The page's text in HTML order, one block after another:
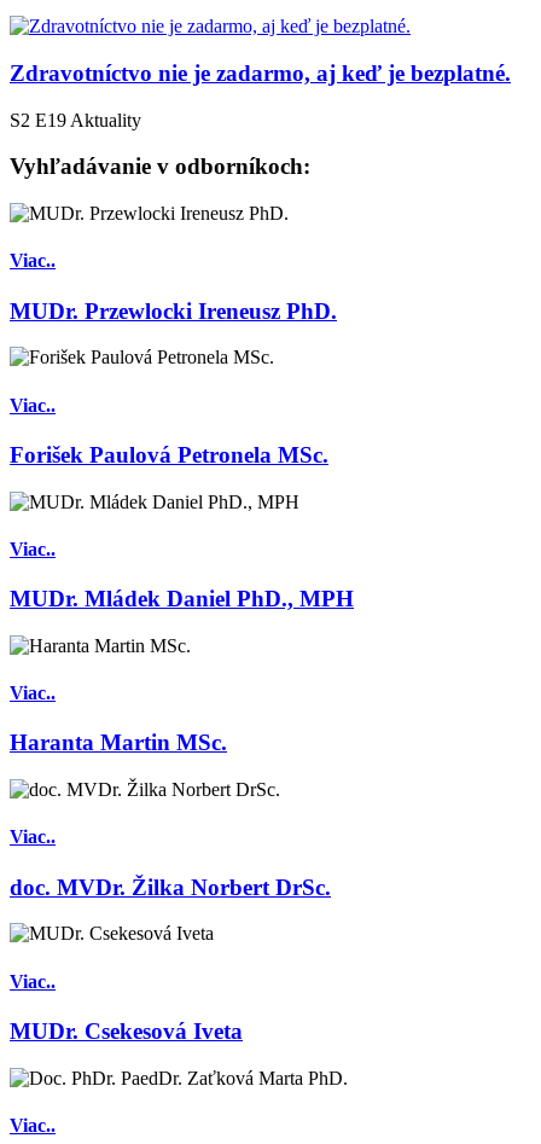
Zdravotníctvo nie je zadarmo, aj keď je bezplatné.
S2 E19 Aktuality
Vyhľadávanie v odborníkoch:
Viac..
MUDr. Przewlocki Ireneusz PhD.
Viac..
Forišek Paulová Petronela MSc.
Viac..
MUDr. Mládek Daniel PhD., MPH
Viac..
Haranta Martin MSc.
Viac..
doc. MVDr. Žilka Norbert DrSc.
Viac..
MUDr. Csekesová Iveta
Viac..